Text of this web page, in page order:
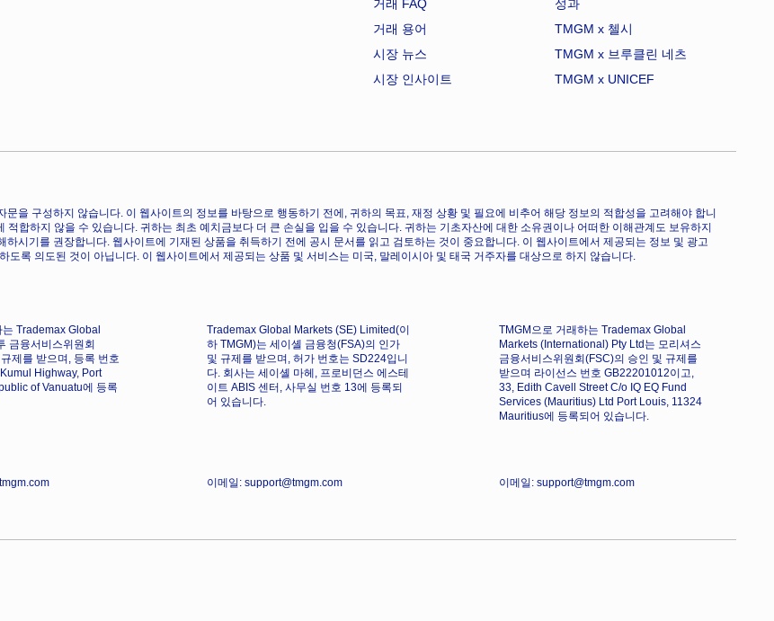
거래 FAQ
거래 용어
시장 뉴스
시장 인사이트
성과
TMGM x 첼시
TMGM x 브루클린 네츠
TMGM x UNICEF
을 구성하지 않습니다. 이 웹사이트의 정보를 바탕으로 행동하기 전에, 귀하의 목표, 재정 상황 및 필요에 비추어 해당 정보의 적합성을 고려해야 합니
합하지 않을 수 있습니다. 귀하는 최초 예치금보다 더 큰 손실을 입을 수 있습니다. 귀하는 기초자산에 대한 소유권이나 어떠한 이해관계도 보유하지
시기를 권장합니다. 웹사이트에 기재된 상품을 취득하기 전에 공시 문서를 읽고 검토하는 것이 중요합니다. 이 웹사이트에서 제공되는 정보 및 광고
록 의도된 것이 아닙니다. 이 웹사이트에서 제공되는 상품 및 서비스는 미국, 말레이시아 및 태국 거주자를 대상으로 하지 않습니다.
Trademax Global
금융서비스위원회
제를 받으며, 등록 번호
Highway, Port
of Vanuatu에 등록
Trademax Global Markets (SE) Limited(이
하 TMGM)는 세이셸 금융청(FSA)의 인가
및 규제를 받으며, 허가 번호는 SD224입니
다. 회사는 세이셸 마헤, 프로비던스 에스테
이트 ABIS 센터, 사무실 번호 13에 등록되
어 있습니다.
이메일: support@tmgm.com
TMGM으로 거래하는 Trademax Global
Markets (International) Pty Ltd는 모리셔스
금융서비스위원회(FSC)의 승인 및 규제를
받으며 라이선스 번호 GB22201012이고,
33, Edith Cavell Street C/o IQ EQ Fund
Services (Mauritius) Ltd Port Louis, 11324
Mauritius에 등록되어 있습니다.
이메일: support@tmgm.com